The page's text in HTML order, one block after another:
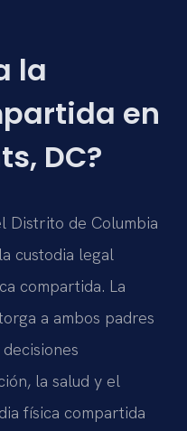
la
en
DC?
Distrito de Columbia
custodia legal
compartida. La
a ambos padres
la salud y el
física compartida